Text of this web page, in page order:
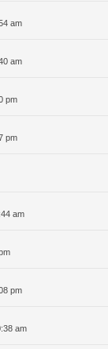
am
am
pm
pm
am
pm
am